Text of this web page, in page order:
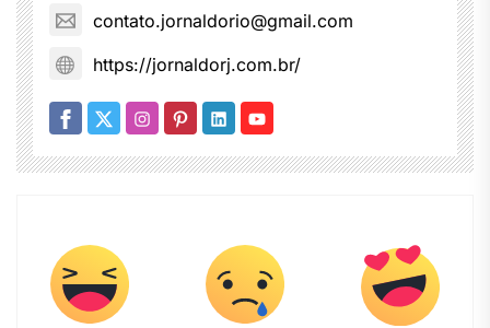
contato.jornaldorio@gmail.com
https://jornaldorj.com.br/